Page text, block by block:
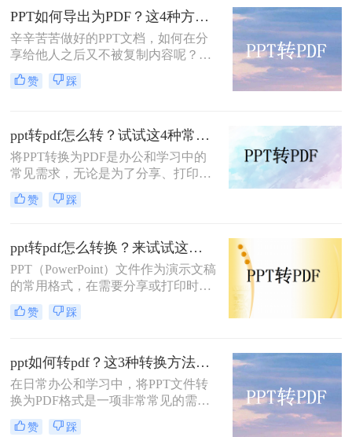
么，PPT转PDF如何让画质不受损
呢？本文将从多个方面为您详细介绍
PPT转PDF的画质保留技巧，让您的
转换过程更加顺利和高效。
PPT如何导出为PDF？这4种方法简单易学！值得收藏！
辛辛苦苦做好的PPT文档，如何在分
享给他人之后又不被复制内容呢？我
们可以将PPT如何导出为pdf，大家也
知道PDF文件是不易编辑的，它是专
格式，那么如何将PPT转pdf呢？下面
就来看看吧。
赞 踩
ppt转pdf怎么转？试试这4种常用方法！
将PPT转换为PDF是办公和学习中的
常见需求，无论是为了分享、打印还
是确保格式兼容性。那么ppt转pdf怎
么转呢？本文将介绍多种实用方法，
赞 踩
ppt转pdf怎么转换？来试试这三种常用转换方法！
PPT（PowerPoint）文件作为演示文稿
的常用格式，在需要分享或打印时，
转换为PDF（Portable Document
Format）格式可以确保其内容的完整
换为PDF的方法。
赞 踩
ppt如何转pdf？这3种转换方法尝试下！
在日常办公和学习中，将PPT文件转
换为PDF格式是一项非常常见的需
求。PDF格式因其跨平台兼容性强、
文件体积小、易于阅读和打印等特
赞 踩